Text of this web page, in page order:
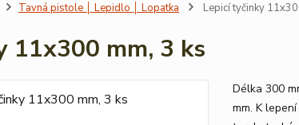
Tavná pistole │ Lepidlo │ Lopatka Lepicí tyčinky
11x300 mm, 3 ks
Délka 300
mm. K